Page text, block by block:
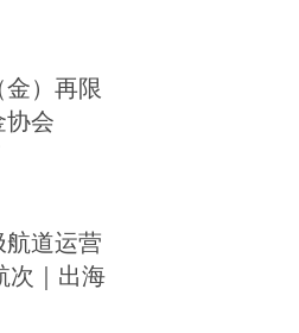
金）再限
协会
道运营
次｜出海